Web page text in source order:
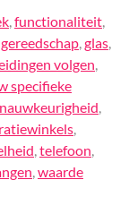
,functionaliteit,
gereedschap,glas,
volgen,
specifieke
nauwkeurigheid,
,
,telefoon,
,waarde